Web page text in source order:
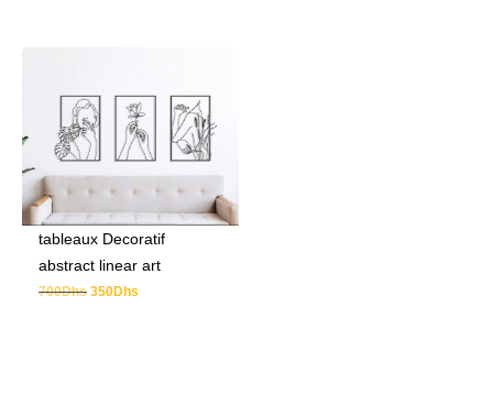
tableaux Decoratif
abstract linear art
700Dhs 350Dhs